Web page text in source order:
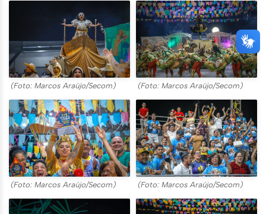
(Foto: Marcos Araújo/Secom) (Foto: Marcos Araújo/Secom)
(Foto: Marcos Araújo/Secom) (Foto: Marcos Araújo/Secom)